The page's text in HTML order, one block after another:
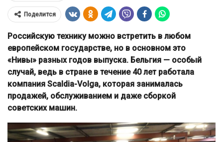
Поделится
Российскую технику можно встретить в любом
европейском государстве, но в основном это
«Нивы» разных годов выпуска. Бельгия — особый
случай, ведь в стране в течение 40 лет работала
компания Scaldia-Volga, которая занималась
продажей, обслуживанием и даже сборкой
советских машин.